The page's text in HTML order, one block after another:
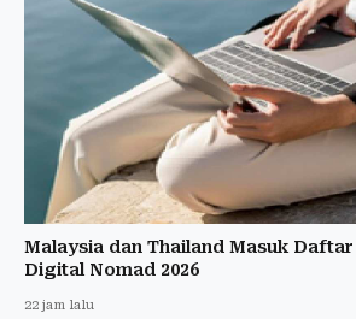
Malaysia dan Thailand Masuk
Digital Nomad 2026
22 jam lalu